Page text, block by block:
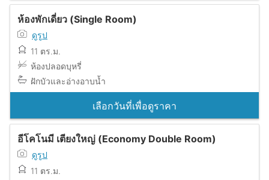
ห้องพักเดี่ยว (Single Room)
ดูรูป
11 ตร.ม.
ห้องปลอดบุหรี่
ฝักบัวและอ่างอาบน้ำ
เลือกวันที่เพื่อดูราคา
อีโคโนมี เตียงใหญ่ (Economy Double Room)
ดูรูป
11 ตร.ม.